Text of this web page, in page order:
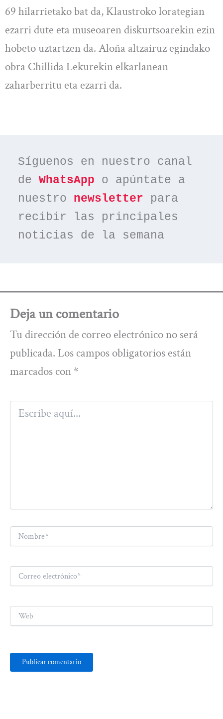
69 hilarrietako bat da, Klaustroko lorategian
ezarri dute eta museoaren diskurtsoarekin ezin
hobeto uztartzen da. Aloña altzairuz egindako
obra Chillida Lekurekin elkarlanean
zaharberritu eta ezarri da.
Síguenos en nuestro canal
de WhatsApp o apúntate a
nuestro newsletter para
recibir las principales
noticias de la semana
Deja un comentario
Tu dirección de correo electrónico no será
publicada. Los campos obligatorios están
marcados con *
Escribe
aquí...
Correo
electrónico*
Web